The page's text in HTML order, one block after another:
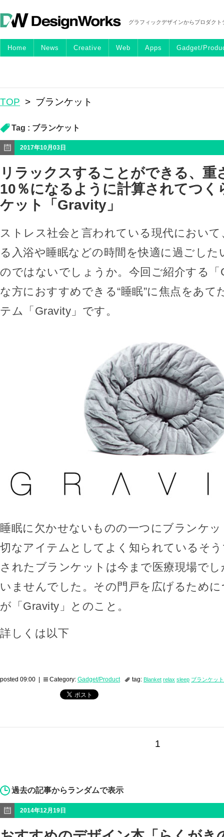
グラフィックデザインからプロダク
Home News Creative Web Apps Gadget/
TOP > ブランケット
Tag : ブランケット
2017年10月03日
リラックスすることができる、重
10％になるように計算されてつく
ケット「Gravity」
ストレス社会と言われている現代におい
る入浴や睡眠などの時間を快適に過ごした
のではないでしょうか。今回ご紹介する
な方におすすめできる“睡眠”に焦点をあて
テム「Gravity」です。
睡眠に欠かせないものの一つにブランケ
切なアイテムとしてよく知られているそ
されたブランケットは今まで医療現場で
いませんでした。その門戸を広げるため
が「Gravity」とのこと。
詳しくは以下
posted 09:00 | Category: Gadget/Product tag: Blanket relax sleep ブランケット
1
過去の記事からランダムで表示
2014年12月19日